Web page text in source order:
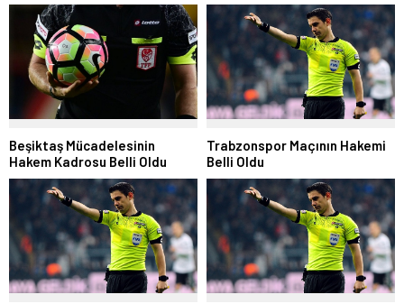
Beşiktaş Mücadelesinin
Hakem Kadrosu Belli Oldu
Trabzonspor Maçının Hakemi
Belli Oldu